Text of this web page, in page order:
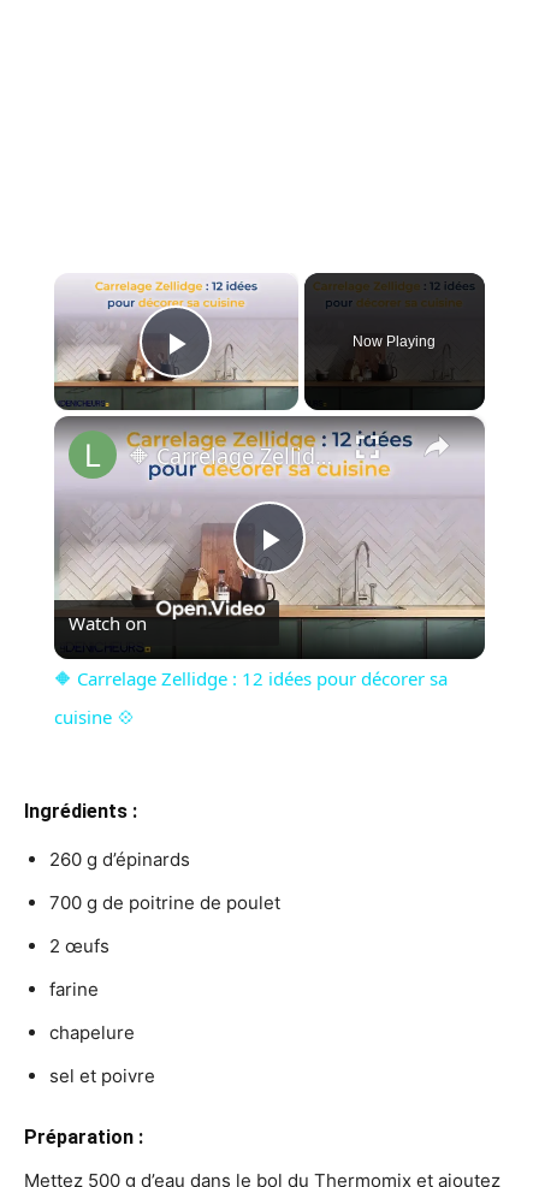
×
Play Video
Now Playing
×
Play
Video
🔶 Carrelage Zellidge : 12 idées pour décorer sa cuisine 💠
Watch on
🔶 Carrelage Zellidge : 12 idées pour décorer sa
cuisine 💠
Ingrédients :
260 g d’épinards
700 g de poitrine de poulet
2 œufs
farine
chapelure
sel et poivre
Préparation :
Mettez 500 g d’eau dans le bol du Thermomix et ajoutez